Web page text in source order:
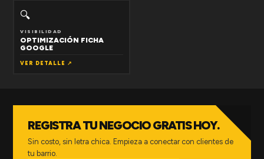
🔍
VISIBILIDAD
OPTIMIZACIÓN FICHA
GOOGLE
VER DETALLE ↗
REGISTRA TU NEGOCIO GRATIS HOY.
Sin costo, sin letra chica. Empieza a conectar con clientes de
tu barrio.